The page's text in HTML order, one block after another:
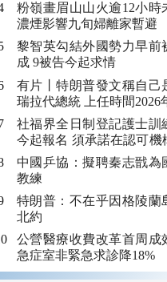
粉嶺畫眉山山火逾12小時
濃煙影響九旬婦離家暫避
黎智英勾結外國勢力早前
成 9被告今起求情
有片丨特朗普發文稱自己
瑞拉代總統 上任時間2026
社福界全日制登記護士訓
今起報名 須承諾在認可機
至少三年
中國乒協：擬聘秦志戩為
教練
特朗普：不在乎因格陵蘭
北約
公營醫療收費改革首周成
急症室非緊急求診降18%